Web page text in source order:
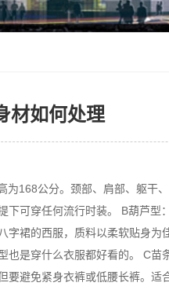
材如何处理
168公分。颈部、肩部、躯干
可穿任何流行时装。 B葫芦型
裙的西服，质料以柔软贴身为
是穿什么衣服都好看的。 C苗
避免紧身衣裤或低腰长裤。适